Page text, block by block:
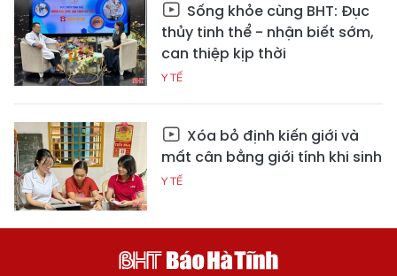
Sống khỏe cùng BHT: Đục
thủy tinh thể - nhận biết sớm,
can thiệp kịp thời
Y TẾ
Xóa bỏ định kiến giới và
mất cân bằng giới tính khi sinh
Y TẾ